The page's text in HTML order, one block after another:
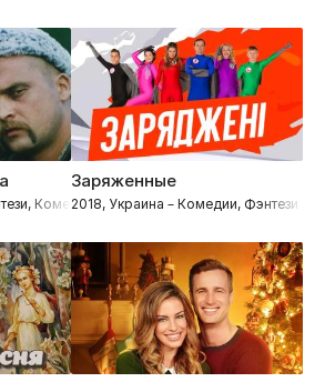
Комедии
Заряженные
2018, Украина – Комедии, Фэнтези